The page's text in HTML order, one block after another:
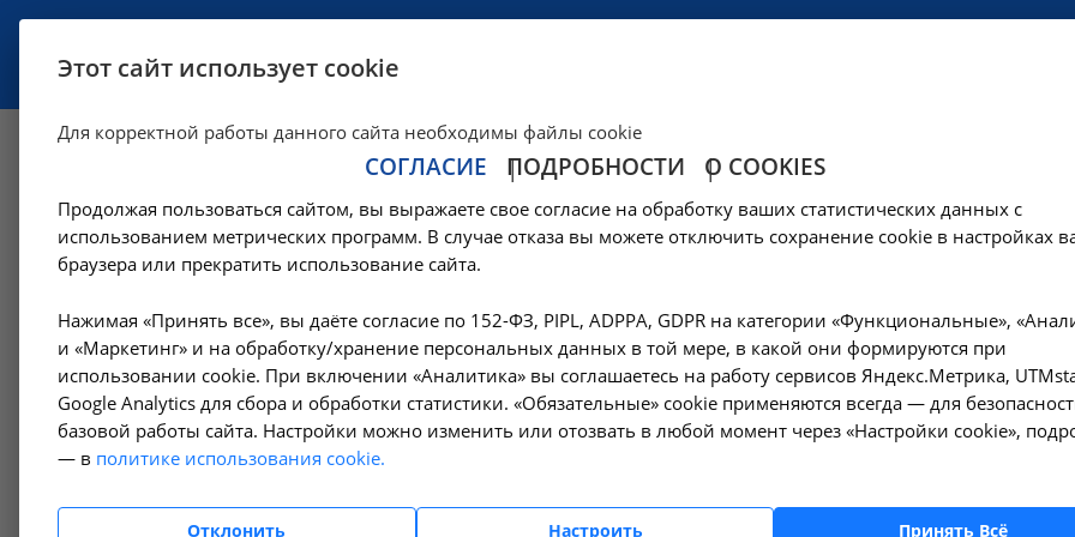
Амбулаторно-поликлинические
Цены в Москве — Амбулаторно-поликлинические услуги в Москве
Прием врача-косметолога повторный
B01.008.004
B01.008.003
Амбулаторно-
поликлинические услуги
Гемодиализ
Денситометрия
Этот сайт использует cookie
Для корректной работы данного сайта необходимы файлы cookie
СОГЛАСИЕ ПОДРОБНОСТИ О COOKIES
Продолжая пользоваться сайтом, вы выражаете свое согласие на обработку ваших статистических данных с
использованием метрических программ. В случае отказа вы можете отключить сохранение cookie в настройках
браузера или прекратить использование сайта.
Нажимая «Принять все», вы даёте согласие по 152-ФЗ, PIPL, ADPPA, GDPR на категории «Функциональные»,
и «Маркетинг» и на обработку/хранение персональных данных в той мере, в какой они формируются при
использовании cookie. При включении «Аналитика» вы соглашаетесь на работу сервисов Яндекс.Метрика,
Google Analytics для сбора и обработки статистики. «Обязательные» cookie применяются всегда — для
базовой работы сайта. Настройки можно изменить или отозвать в любой момент через «Настройки cookie»,
— в политике использования cookie.
Отклонить Настроить Принять Всё